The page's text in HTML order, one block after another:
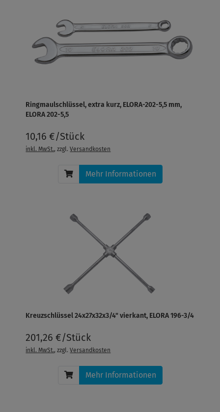
Ringmaulschlüssel, extra kurz, ELORA-202-5,5 mm,
ELORA 202-5,5
10,16 €/Stück
inkl. MwSt., zzgl.Versandkosten
Mehr Informationen
Kreuzschlüssel 24x27x32x3/4" vierkant, ELORA 196-3/4
201,26 €/Stück
inkl. MwSt., zzgl.Versandkosten
Mehr Informationen